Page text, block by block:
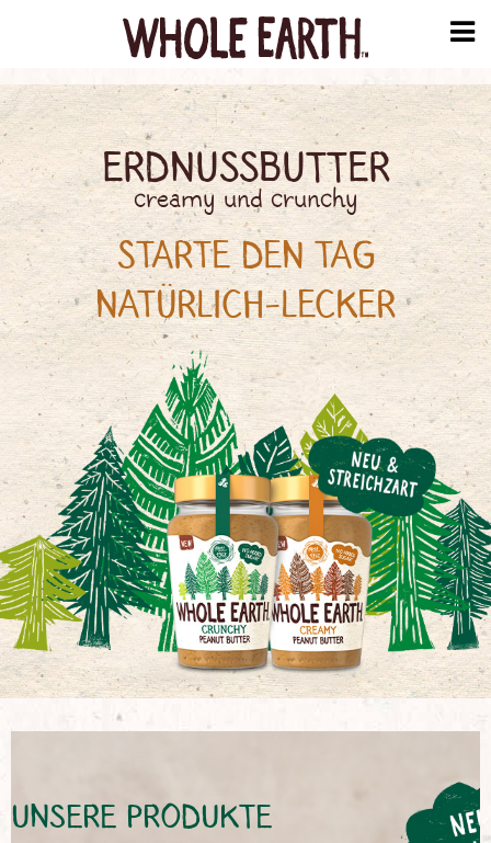
ERDNUSSBUTTER
STARTE DEN TAG
NATÜRLICH-LECKER
creamy und crunchy
UNSERE PRODUKTE